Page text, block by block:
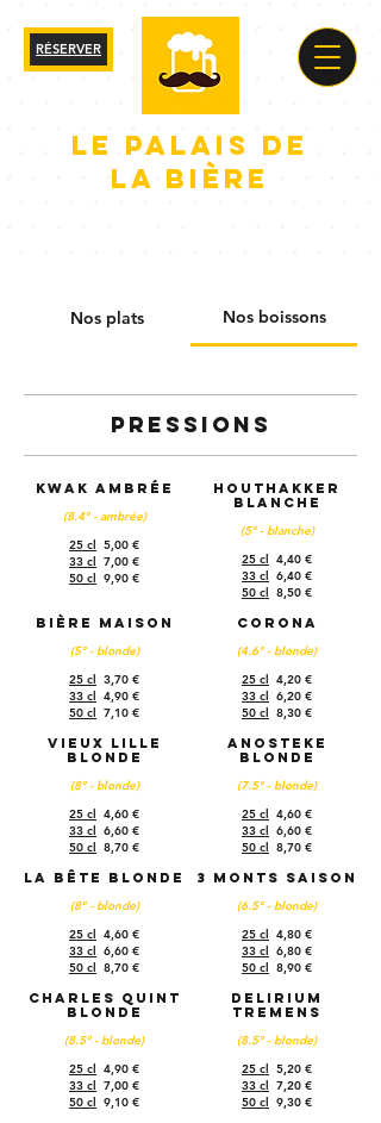
le palais de
la bière
RÉSERVER
Nos plats Nos boissons
Pressions
Kwak ambrée
(8.4° - ambrée)
25 cl 5,00 €
33 cl 7,00 €
50 cl 9,90 €
Houthakker
blanche
(5° - blanche)
25 cl 4,40 €
33 cl 6,40 €
50 cl 8,50 €
Bière maison
(5° - blonde)
25 cl 3,70 €
33 cl 4,90 €
50 cl 7,10 €
Corona
(4.6° - blonde)
25 cl 4,20 €
33 cl 6,20 €
50 cl 8,30 €
Vieux Lille
blonde
(8° - blonde)
25 cl 4,60 €
33 cl 6,60 €
50 cl 8,70 €
Anosteke
blonde
(7.5° - blonde)
25 cl 4,60 €
33 cl 6,60 €
50 cl 8,70 €
La bête blonde
(8° - blonde)
25 cl 4,60 €
33 cl 6,60 €
50 cl 8,70 €
3 Monts Saison
(6.5° - blonde)
25 cl 4,80 €
33 cl 6,80 €
50 cl 8,90 €
Charles Quint
blonde
(8.5° - blonde)
25 cl 4,90 €
33 cl 7,00 €
50 cl 9,10 €
Delirium
Tremens
(8.5° - blonde)
25 cl 5,20 €
33 cl 7,20 €
50 cl 9,30 €